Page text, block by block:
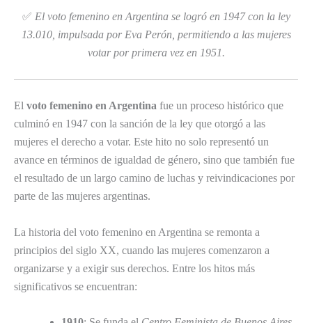
✅ El voto femenino en Argentina se logró en 1947 con la ley
13.010, impulsada por Eva Perón, permitiendo a las mujeres
votar por primera vez en 1951.
El voto femenino en Argentina fue un proceso histórico que
culminó en 1947 con la sanción de la ley que otorgó a las
mujeres el derecho a votar. Este hito no solo representó un
avance en términos de igualdad de género, sino que también fue
el resultado de un largo camino de luchas y reivindicaciones por
parte de las mujeres argentinas.
La historia del voto femenino en Argentina se remonta a
principios del siglo XX, cuando las mujeres comenzaron a
organizarse y a exigir sus derechos. Entre los hitos más
significativos se encuentran: